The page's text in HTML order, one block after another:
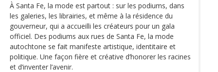
À Santa Fe, la mode est partout : sur les podiums, dans
les galeries, les librairies, et même à la résidence du
gouverneur, qui a accueilli les créateurs pour un gala
officiel. Des podiums aux rues de Santa Fe, la mode
autochtone se fait manifeste artistique, identitaire et
politique. Une façon fière et créative d’honorer les racines
et d’inventer l’avenir.